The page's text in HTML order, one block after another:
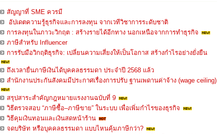
สัญญาที่ SME ควรมี
อัปเดตความรู้ธุรกิจและการลงทุน จากเวทีวิชาการระดับชาติ
การลงทุนในภาวะวิกฤต : สร้างรายได้อีกทาง นอกเหนือจากการทำธุรกิจ
ภาษีสำหรับ Influencer
การรับมือวิกฤติธุรกิจ: เปลี่ยนความเสี่ยงให้เป็นโอกาส สร้างกำไรอย่างยั่งยืน
ถึงเวลายื่นภาษีเงินได้บุคคลธรรมดา ประจำปี 2568 แล้ว
สำนักงานประกันสังคมมีประกาศเรื่องการปรับ ฐานเพดานค่าจ้าง (wage ceiling)
สรุปสาระสำคัญกฎหมายแรงงานฉบับที่ 9
วิธีตรวจสอบ “ภาษีซื้อ–ภาษีขาย” ในระบบ เพื่อเพิ่มกำไรของธุรกิจ
วิธีคุมเงินทอนและเงินสดหน้าร้าน
จดบริษัท หรือบุคคลธรรมดา แบบไหนคุ้มภาษีกว่า?